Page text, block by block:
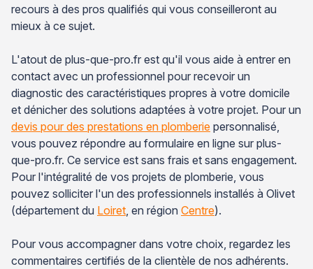
recours à des pros qualifiés qui vous conseilleront au
mieux à ce sujet.
L'atout de plus-que-pro.fr est qu'il vous aide à entrer en
contact avec un professionnel pour recevoir un
diagnostic des caractéristiques propres à votre domicile
et dénicher des solutions adaptées à votre projet. Pour un
devis pour des prestations en plomberie personnalisé,
vous pouvez répondre au formulaire en ligne sur plus-
que-pro.fr. Ce service est sans frais et sans engagement.
Pour l'intégralité de vos projets de plomberie, vous
pouvez solliciter l'un des professionnels installés à Olivet
(département du Loiret , en région Centre).
Pour vous accompagner dans votre choix, regardez les
commentaires certifiés de la clientèle de nos adhérents.